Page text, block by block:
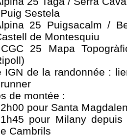
Sestela
25 Puigsacalm /
de Montesquiu
25 Mapa
IGN de la randonnée :
de montée :
pour Santa
pour Milany depuis
Cambrils